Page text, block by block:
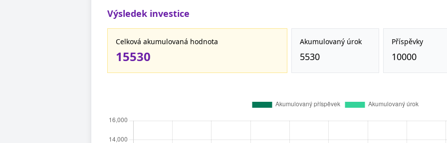
Výsledek investice
Celková akumulovaná hodnota
15530
Akumulovaný úrok
5530
Příspěvky
10000